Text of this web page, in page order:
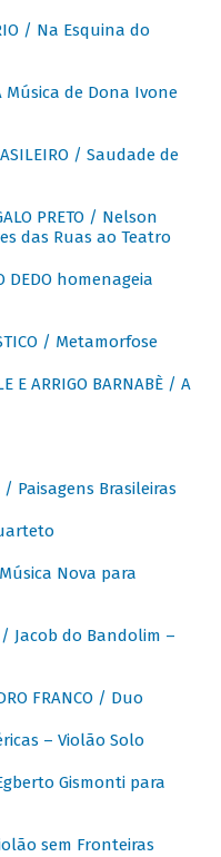
/ Na Esquina do
Música de Dona Ivone
/ Saudade de
PRETO / Nelson
das Ruas ao Teatro
DEDO homenageia
/ Metamorfose
E ARRIGO BARNABÈ / A
/ Paisagens Brasileiras
Música Nova para
/ Jacob do Bandolim –
FRANCO / Duo
– Violão Solo
Gismonti para
sem Fronteiras